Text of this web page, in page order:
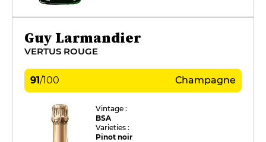
Guy Larmandier
VERTUS ROUGE
91/100 Champagne
Vintage :
BSA
Varieties :
Pinot noir